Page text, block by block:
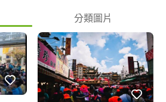
美語補習班 板橋何佳仁文教美語中心 點
華演出。 萬華區馬場町 瘋草根表演。
醒吾高中畢業典禮演出。 宜蘭礁溪溫
435藝文特區白沙音樂節。 林口區老人關
韻音樂教室成果發表音樂會。 沅怡築音
樂教室成果發表會。 桃園安麗生涯規劃
分類圖片